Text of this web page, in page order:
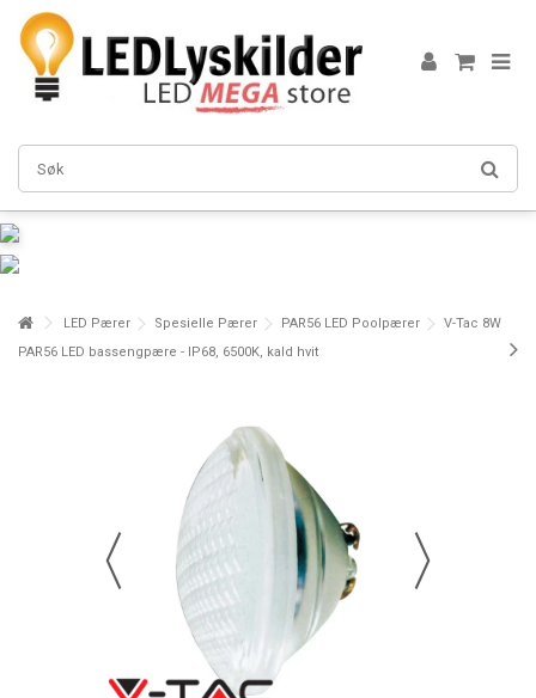
LED Pærer Spesielle Pærer PAR56 LED Poolpærer
V-Tac 8W
PAR56 LED bassengpære - IP68, 6500K, kald hvit